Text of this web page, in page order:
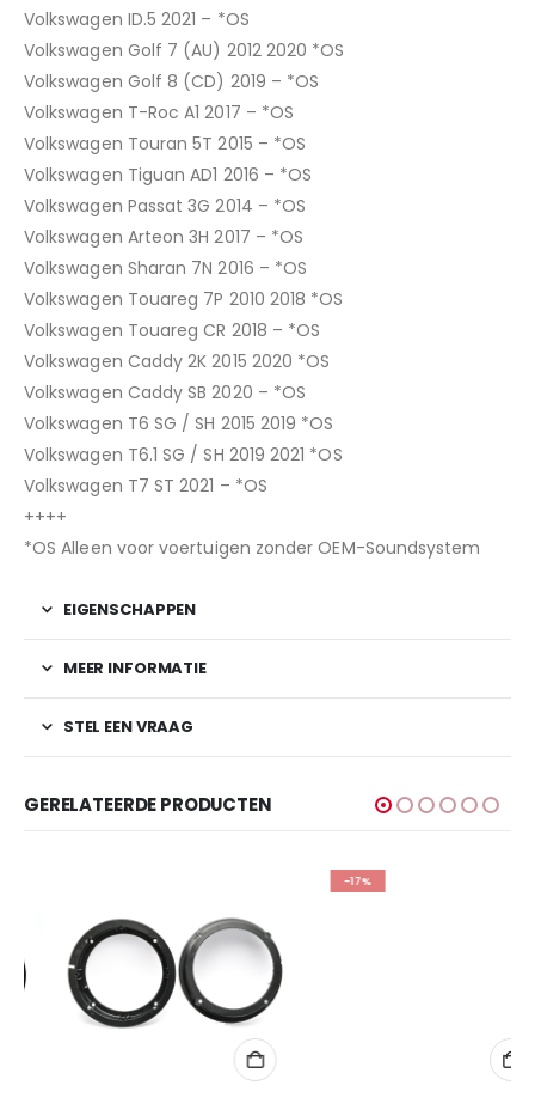
Volkswagen ID.5 2021 – *OS
Volkswagen Golf 7 (AU) 2012 2020 *OS
Volkswagen Golf 8 (CD) 2019 – *OS
Volkswagen T-Roc A1 2017 – *OS
Volkswagen Touran 5T 2015 – *OS
Volkswagen Tiguan AD1 2016 – *OS
Volkswagen Passat 3G 2014 – *OS
Volkswagen Arteon 3H 2017 – *OS
Volkswagen Sharan 7N 2016 – *OS
Volkswagen Touareg 7P 2010 2018 *OS
Volkswagen Touareg CR 2018 – *OS
Volkswagen Caddy 2K 2015 2020 *OS
Volkswagen Caddy SB 2020 – *OS
Volkswagen T6 SG / SH 2015 2019 *OS
Volkswagen T6.1 SG / SH 2019 2021 *OS
Volkswagen T7 ST 2021 – *OS
++++
*OS Alleen voor voertuigen zonder OEM-Soundsystem
EIGENSCHAPPEN
MEER INFORMATIE
STEL EEN VRAAG
GERELATEERDE PRODUCTEN